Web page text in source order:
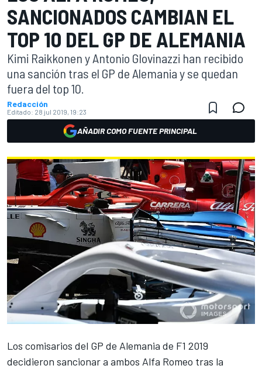
SANCIONADOS CAMBIAN EL
TOP 10 DEL GP DE ALEMANIA
Kimi Raikkonen y Antonio GIovinazzi han recibido
una sanción tras el GP de Alemania y se quedan
fuera del top 10.
Redacción
Editado: 28 jul 2019, 19:23
AÑADIR COMO FUENTE PRINCIPAL
Los comisarios del GP de Alemania de F1 2019
decidieron sancionar a ambos Alfa Romeo tras la